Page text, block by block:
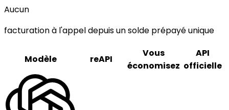
Aucun
facturation à l'appel depuis un solde prépayé unique
Modèle reAPI
Vous
économisez
API
officielle